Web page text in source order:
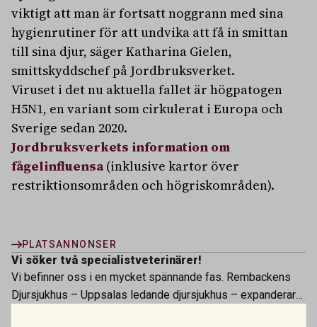
viktigt att man är fortsatt noggrann med sina
hygienrutiner för att undvika att få in smittan
till sina djur, säger Katharina Gielen,
smittskyddschef på Jordbruksverket.
Viruset i det nu aktuella fallet är högpatogen
H5N1, en variant som cirkulerat i Europa och
Sverige sedan 2020.
Jordbruksverkets information om
fågelinfluensa(inklusive kartor över
restriktionsområden och högriskområden).
PLATSANNONSER
Vi söker två specialistveterinärer!
Vi befinner oss i en mycket spännande fas. Rembackens
Djursjukhus – Uppsalas ledande djursjukhus – expanderar